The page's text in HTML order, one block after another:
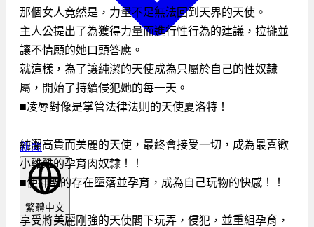
新聞
繁體中文
那個女人竟然是，力量不足無法回到天界的天使。
主人公提出了為獲得力量而進行性行為的建議，拉攏並
讓不情願的她口頭答應。
就這樣，為了讓純潔的天使成為只屬於自己的性奴隸
屬，開始了持續侵犯她的每一天。
■凌辱對像是掌管法律法則的天使夏洛特！
純潔高貴而美麗的天使，最終會接受一切，成為最喜歡
小雞雞的孕育肉奴隸！！
■使神聖的存在墮落並孕育，成為自己玩物的快感！！
享受將美麗剛強的天使閣下玩弄，侵犯，並重組孕育，